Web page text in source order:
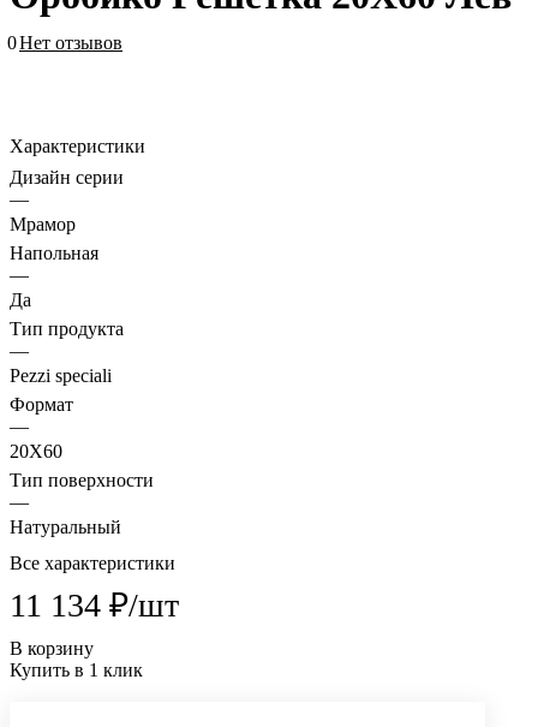
0Нет отзывов
Характеристики
Дизайн серии
—
Мрамор
Напольная
—
Да
Тип продукта
—
Pezzi speciali
Формат
—
20X60
Тип поверхности
—
Натуральный
Все характеристики
11 134 ₽/шт
В корзину
Купить в 1 клик